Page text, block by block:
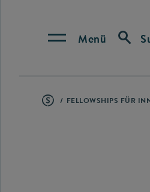
Menü
FELLOWSHIPS FÜR